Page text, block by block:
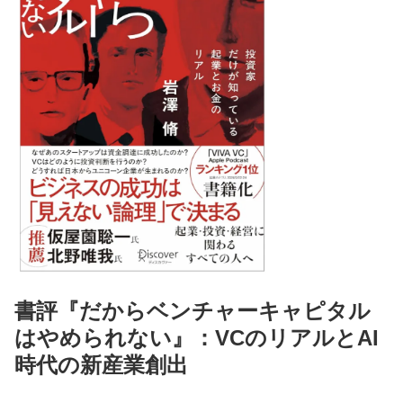
書評『だからベンチャーキャピタル
はやめられない』：VCのリアルとAI
時代の新産業創出